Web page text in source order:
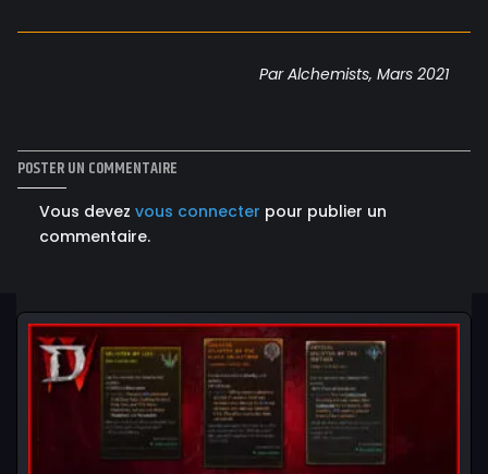
Par Alchemists, Mars 2021
POSTER UN COMMENTAIRE
Vous devez vous connecter pour publier un
commentaire.